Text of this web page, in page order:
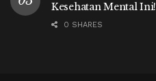
Kesehatan Mental Ini!
0 SHARES